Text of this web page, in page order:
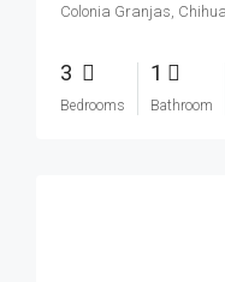
3
Bedrooms
1
Bathroom